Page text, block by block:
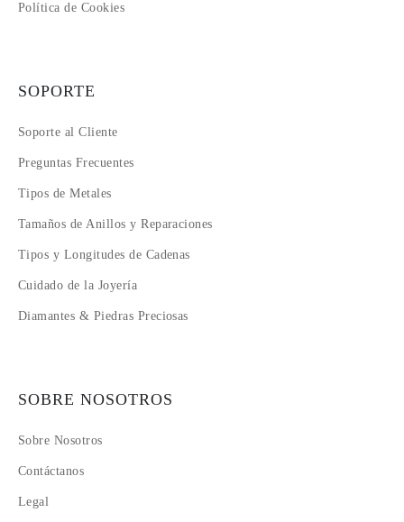
Política de Cookies
SOPORTE
Soporte al Cliente
Preguntas Frecuentes
Tipos de Metales
Tamaños de Anillos y Reparaciones
Tipos y Longitudes de Cadenas
Cuidado de la Joyería
Diamantes & Piedras Preciosas
SOBRE NOSOTROS
Sobre Nosotros
Contáctanos
Legal